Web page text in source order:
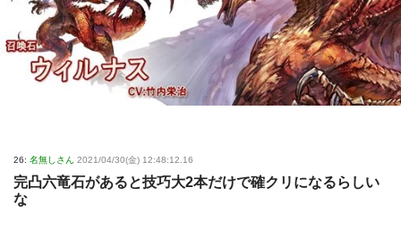
26: 名無しさん 2021/04/30(金) 12:48:12.16
完凸六竜石があると技巧大2本だけで確クリになるらしい
な